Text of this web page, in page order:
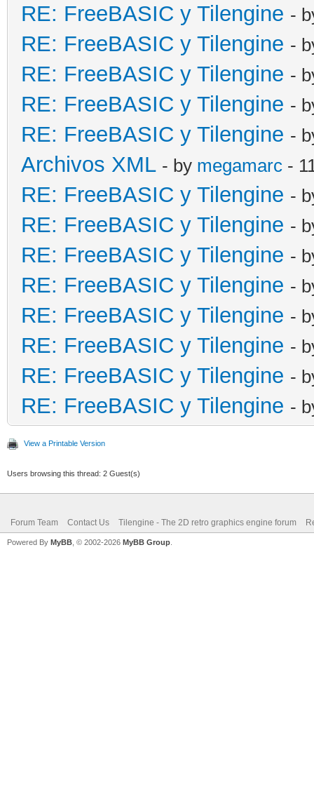
RE: FreeBASIC y Tilengine -
RE: FreeBASIC y Tilengine -
RE: FreeBASIC y Tilengine -
RE: FreeBASIC y Tilengine -
RE: FreeBASIC y Tilengine -
Archivos XML - by megamarc -
RE: FreeBASIC y Tilengine -
RE: FreeBASIC y Tilengine -
RE: FreeBASIC y Tilengine -
RE: FreeBASIC y Tilengine -
RE: FreeBASIC y Tilengine -
RE: FreeBASIC y Tilengine -
RE: FreeBASIC y Tilengine -
RE: FreeBASIC y Tilengine -
View a Printable Version
Users browsing this thread: 2 Guest(s)
Forum Team Contact Us Tilengine - The 2D retro graphics engine forum
Powered By MyBB , © 2002-2026 MyBB Group